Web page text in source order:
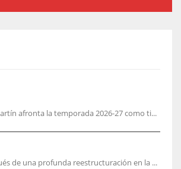
afronta la temporada 2026-27 como ti...
de una profunda reestructuración en la ...